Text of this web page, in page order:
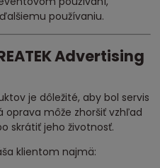
používaniu.
Advertising
je dôležité, aby bol servis
oprava môže zhoršiť vzhľad
skrátiť jeho životnosť.
klientom najmä: